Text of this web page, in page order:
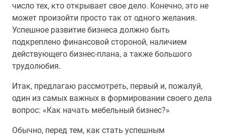
число тех, кто открывает свое дело. Конечно, это не
может произойти просто так от одного желания.
Успешное развитие бизнеса должно быть
подкреплено финансовой стороной, наличием
действующего бизнес-плана, а также большого
трудолюбия.
Итак, предлагаю рассмотреть, первый и, пожалуй,
один из самых важных в формировании своего дела
вопрос: «Как начать мебельный бизнес?»
Обычно, перед тем, как стать успешным